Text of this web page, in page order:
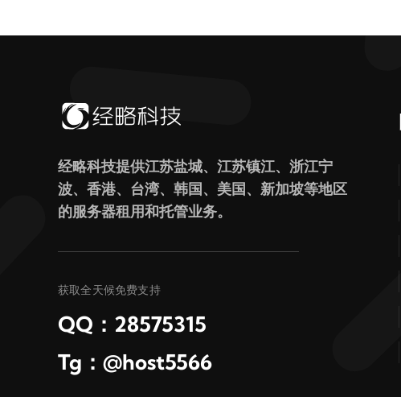
经略科技提供江苏盐城、江苏镇江、浙江宁
波、香港、台湾、韩国、美国、新加坡等地区
的服务器租用和托管业务。
获取全天候免费支持
QQ：28575315
Tg：@host5566